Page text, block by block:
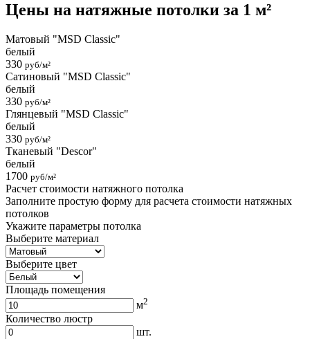
Цены на натяжные потолки за 1 м²
Матовый "MSD Classic"
белый
330 руб/м²
Сатиновый "MSD Classic"
белый
330 руб/м²
Глянцевый "MSD Classic"
белый
330 руб/м²
Тканевый "Descor"
белый
1700 руб/м²
Расчет стоимости натяжного потолка
Заполните простую форму для расчета стоимости натяжных
потолков
Укажите параметры потолка
Выберите материал
Выберите цвет
Площадь помещения
м2
Количество люстр
шт.